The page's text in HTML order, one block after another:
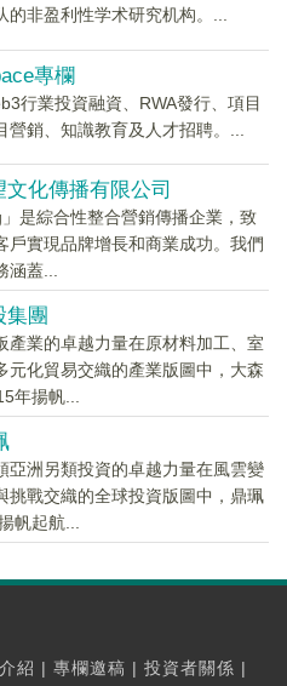
的非盈利性学术研究机构。...
專欄
行業投資融資、RWA發行、項目
營銷、知識教育及人才招聘。...
文化傳播有限公司
」是綜合性整合營銷傳播企業，致
戶實現品牌增長和商業成功。我們
涵蓋...
集團
產業的卓越力量在原材料加工、室
元化貿易交織的產業版圖中，大森
年揚帆...
亞洲另類投資的卓越力量在風雲變
挑戰交織的全球投資版圖中，鼎珮
帆起航...
紹 | 專欄邀稿 | 投資者關係 |